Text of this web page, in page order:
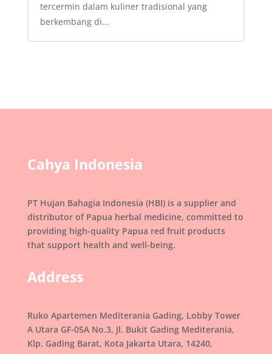
tercermin dalam kuliner tradisional yang
berkembang di...
Cahya Indonesia
PT Hujan Bahagia Indonesia (HBI) is a supplier and
distributor of Papua herbal medicine, committed to
providing high-quality Papua red fruit products
that support health and well-being.
Address
Ruko Apartemen Mediterania Gading, Lobby Tower
A Utara GF-05A No.3, Jl. Bukit Gading Mediterania,
Klp. Gading Barat, Kota Jakarta Utara, 14240,